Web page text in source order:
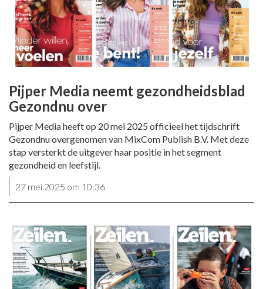
Pijper Media neemt gezondheidsblad
Gezondnu over
Pijper Media heeft op 20 mei 2025 officieel het tijdschrift
Gezondnu overgenomen van MixCom Publish B.V. Met deze
stap versterkt de uitgever haar positie in het segment
gezondheid en leefstijl.
27 mei 2025 om 10:36